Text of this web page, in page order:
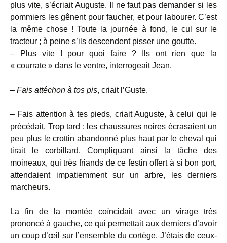
plus vite, s’écriait Auguste. Il ne faut pas demander si les
pommiers les gênent pour faucher, et pour labourer. C’est
la même chose ! Toute la journée à fond, le cul sur le
tracteur ; à peine s’ils descendent pisser une goutte.
– Plus vite ! pour quoi faire ? Ils ont rien que la
« courrate » dans le ventre, interrogeait Jean.
– Fais attéchon à tos pis, criait l’Guste.
– Fais attention à tes pieds, criait Auguste, à celui qui le
précédait. Trop tard : les chaussures noires écrasaient un
peu plus le crottin abandonné plus haut par le cheval qui
tirait le corbillard. Compliquant ainsi la tâche des
moineaux, qui très friands de ce festin offert à si bon port,
attendaient impatiemment sur un arbre, les derniers
marcheurs.
La fin de la montée coïncidait avec un virage très
prononcé à gauche, ce qui permettait aux derniers d’avoir
un coup d’œil sur l’ensemble du cortège. J’étais de ceux-